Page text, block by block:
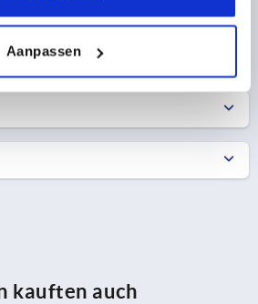
Aanpassen
kauften auch